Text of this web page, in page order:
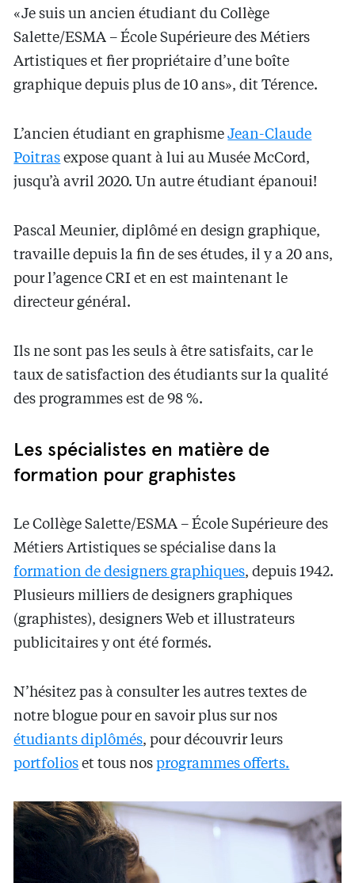
«Je suis un ancien étudiant du Collège
Salette/ESMA – École Supérieure des Métiers
Artistiques et fier propriétaire d’une boîte
graphique depuis plus de 10 ans», dit Térence.
L’ancien étudiant en graphismeJean-Claude
Poitras expose quant à lui au Musée McCord,
jusqu’à avril 2020. Un autre étudiant épanoui!
Pascal Meunier, diplômé en design graphique,
travaille depuis la fin de ses études, il y a 20 ans,
pour l’agence CRI et en est maintenant le
directeur général.
Ils ne sont pas les seuls à être satisfaits, car le
taux de satisfaction des étudiants sur la qualité
des programmes est de 98 %.
Les spécialistes en matière de
formation pour graphistes
Le Collège Salette/ESMA – École Supérieure des
Métiers Artistiques se spécialise dans la
formation de designers graphiques, depuis 1942.
Plusieurs milliers de designers graphiques
(graphistes), designers Web et illustrateurs
publicitaires y ont été formés.
N’hésitez pas à consulter les autres textes de
notre blogue pour en savoir plus sur nos
étudiants diplômés, pour découvrir leurs
portfolios et tous nosprogrammes offerts.